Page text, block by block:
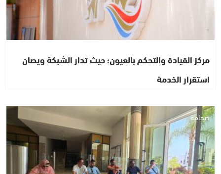
مركز القيادة والتحكم بالعيون؛ حيث تدار الشبكة ويصان
استقرار الخدمة
صحافة